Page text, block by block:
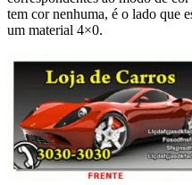
tem cor nenhuma, é o lado que
um material 4×0.